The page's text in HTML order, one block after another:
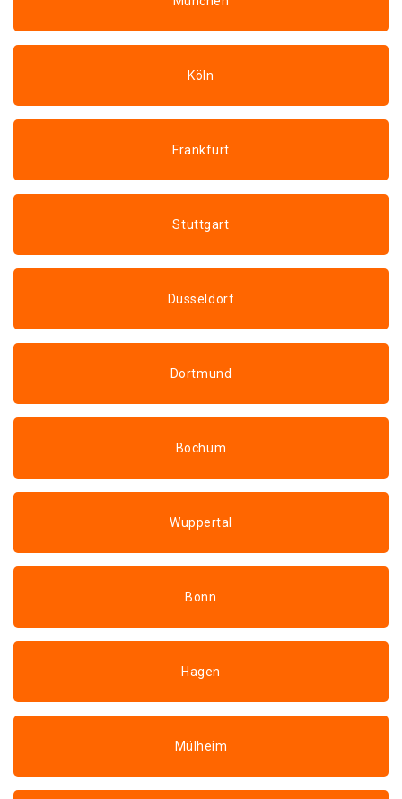
Köln
Frankfurt
Stuttgart
Düsseldorf
Dortmund
Bochum
Wuppertal
Bonn
Hagen
Mülheim